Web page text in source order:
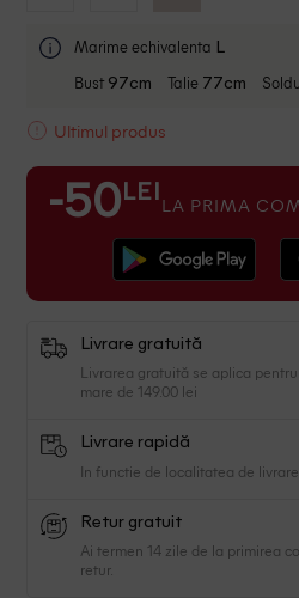
Marime echivalenta L
Bust 97cm Talie 77cm
Ultimul produs
-50 LEI LA PRIMA
Livrare gratuită
Livrarea gratuită se aplica
mare de 149.00 lei
Livrare rapidă
In functie de localitatea de
Retur gratuit
Ai termen 14 zile de la primirea
retur.